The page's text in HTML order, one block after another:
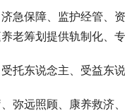
急保障、监护经管、
老筹划提供轨制化、
托东说念主、受益东
弥远照顾、康养救济